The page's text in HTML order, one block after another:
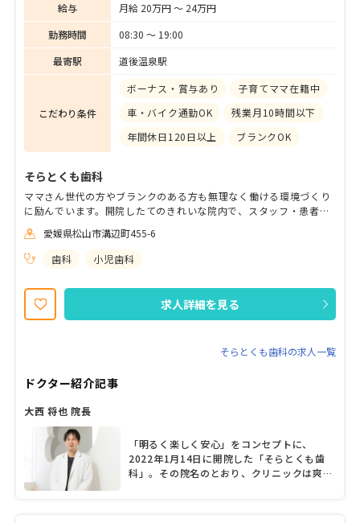
給与
月給 20万円 〜 24万円
勤務時間
08:30 〜 19:00
最寄駅
道後温泉駅
こだわり条件
ボーナス・賞与あり
子育てママ在籍中
車・バイク通勤OK
残業月10時間以下
年間休日120日以上
ブランクOK
そらとくも歯科
ママさん世代の方やブランクのある方も無理なく働ける環境づくり
に励んでいます。開院したてのきれいな院内で、スタッフ・患者さ
愛媛県松山市溝辺町455-6
歯科
小児歯科
求人詳細を見る
そらとくも歯科の求人一覧
ドクター紹介記事
大西 将也 院長
「明るく楽しく安心」をコンセプトに、
2022年1月14日に開院した「そらとくも歯
科」。その院名のとおり、クリニックは爽や